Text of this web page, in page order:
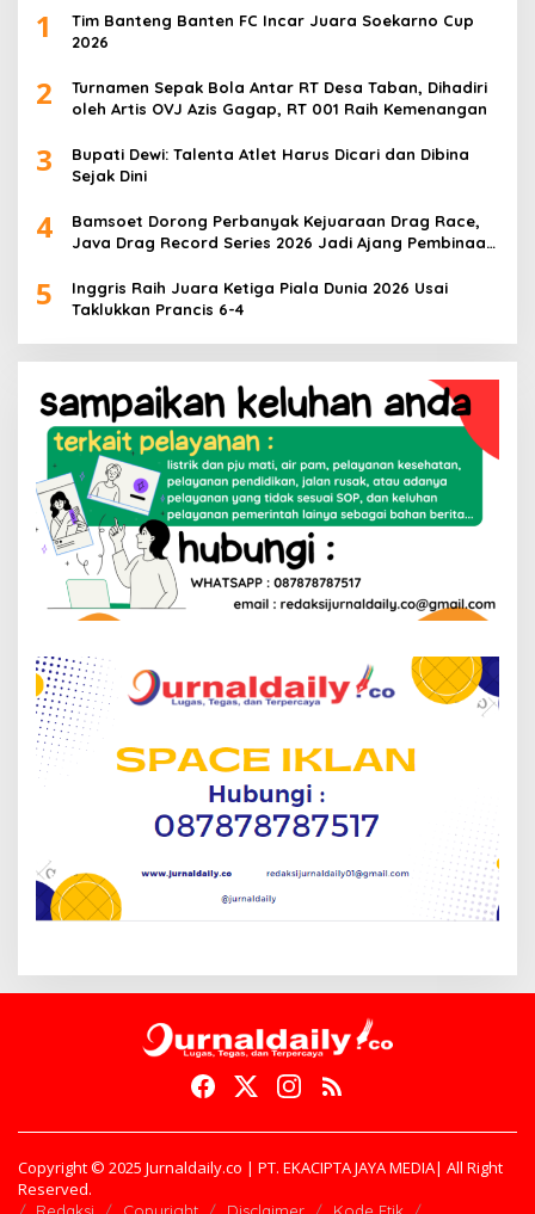
1
Tim Banteng Banten FC Incar Juara Soekarno Cup
2026
2
Turnamen Sepak Bola Antar RT Desa Taban, Dihadiri
oleh Artis OVJ Azis Gagap, RT 001 Raih Kemenangan
3
Bupati Dewi: Talenta Atlet Harus Dicari dan Dibina
Sejak Dini
4
Bamsoet Dorong Perbanyak Kejuaraan Drag Race,
Java Drag Record Series 2026 Jadi Ajang Pembinaan
5
Inggris Raih Juara Ketiga Piala Dunia 2026 Usai
Taklukkan Prancis 6-4
Copyright © 2025 Jurnaldaily.co | PT. EKACIPTA JAYA MEDIA| All Right
Reserved.